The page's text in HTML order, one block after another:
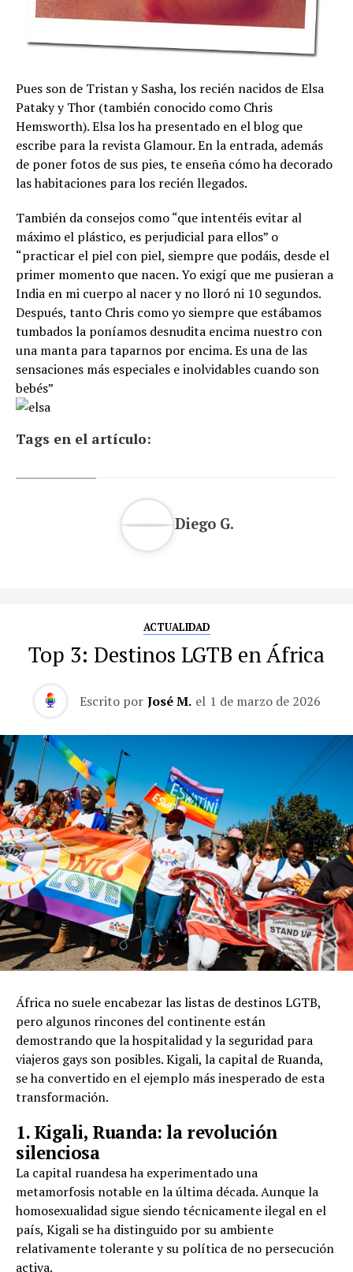
Pues son de Tristan y Sasha, los recién nacidos de Elsa
Pataky y Thor (también conocido como Chris
Hemsworth). Elsa los ha presentado en el blog que
escribe para la revista Glamour. En la entrada, además
de poner fotos de sus pies, te enseña cómo ha decorado
las habitaciones para los recién llegados.
También da consejos como “que intentéis evitar al
máximo el plástico, es perjudicial para ellos” o
“practicar el piel con piel, siempre que podáis, desde el
primer momento que nacen. Yo exigí que me pusieran a
India en mi cuerpo al nacer y no lloró ni 10 segundos.
Después, tanto Chris como yo siempre que estábamos
tumbados la poníamos desnudita encima nuestro con
una manta para taparnos por encima. Es una de las
sensaciones más especiales e inolvidables cuando son
bebés”
Tags en el artículo:
Diego G.
ACTUALIDAD
Top 3: Destinos LGTB en África
Escrito por José M. el 1 de marzo de 2026
África no suele encabezar las listas de destinos LGTB,
pero algunos rincones del continente están
demostrando que la hospitalidad y la seguridad para
viajeros gays son posibles. Kigali, la capital de Ruanda,
se ha convertido en el ejemplo más inesperado de esta
transformación.
1. Kigali, Ruanda: la revolución
silenciosa
La capital ruandesa ha experimentado una
metamorfosis notable en la última década. Aunque la
homosexualidad sigue siendo técnicamente ilegal en el
país, Kigali se ha distinguido por su ambiente
relativamente tolerante y su política de no persecución
activa.